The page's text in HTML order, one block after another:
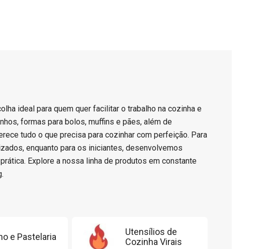
ideal para quem quer facilitar o trabalho na cozinha e
formas para bolos, muffins e pães, além de
tudo o que precisa para cozinhar com perfeição. Para
enquanto para os iniciantes, desenvolvemos
Explore a nossa linha de produtos em constante
e Pastelaria
Utensílios de
Cozinha Virais